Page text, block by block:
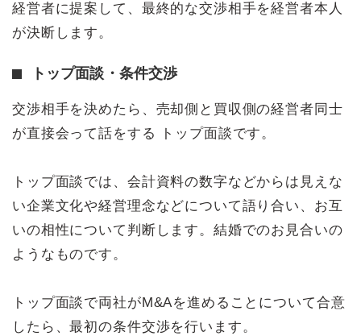
経営者に提案して、最終的な交渉相手を経営者本人
が決断します。
トップ面談・条件交渉
交渉相手を決めたら、売却側と買収側の経営者同士
が直接会って話をする トップ面談です。
トップ面談では、会計資料の数字などからは見えな
い企業文化や経営理念などについて語り合い、お互
いの相性について判断します。結婚でのお見合いの
ようなものです。
トップ面談で両社がM&Aを進めることについて合意
したら、最初の条件交渉を行います。